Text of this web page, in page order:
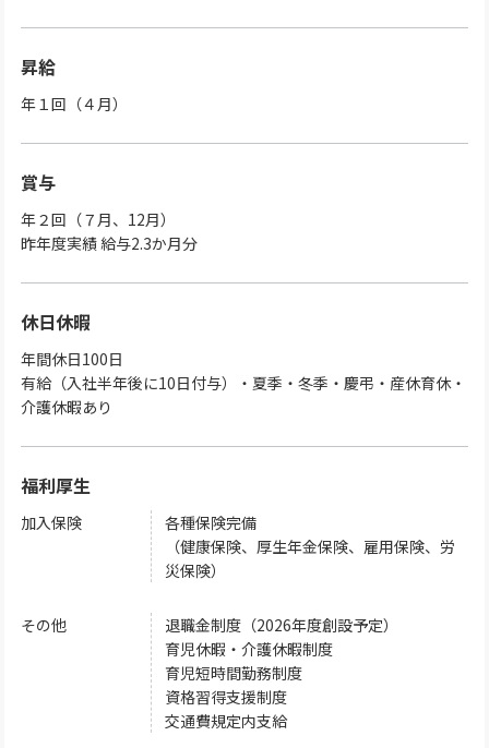
昇給
年１回（４月）
賞与
年２回（７月、12月）
昨年度実績 給与2.3か月分
休日休暇
年間休日100日
有給（入社半年後に10日付与）・夏季・冬季・慶弔・産休育休・
介護休暇あり
福利厚生
加入保険
各種保険完備
（健康保険、厚生年金保険、雇用保険、労
災保険）
その他
退職金制度（2026年度創設予定）
育児休暇・介護休暇制度
育児短時間勤務制度
資格習得支援制度
交通費規定内支給